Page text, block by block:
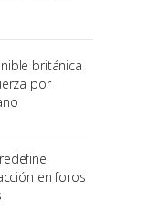
británica
por
en foros